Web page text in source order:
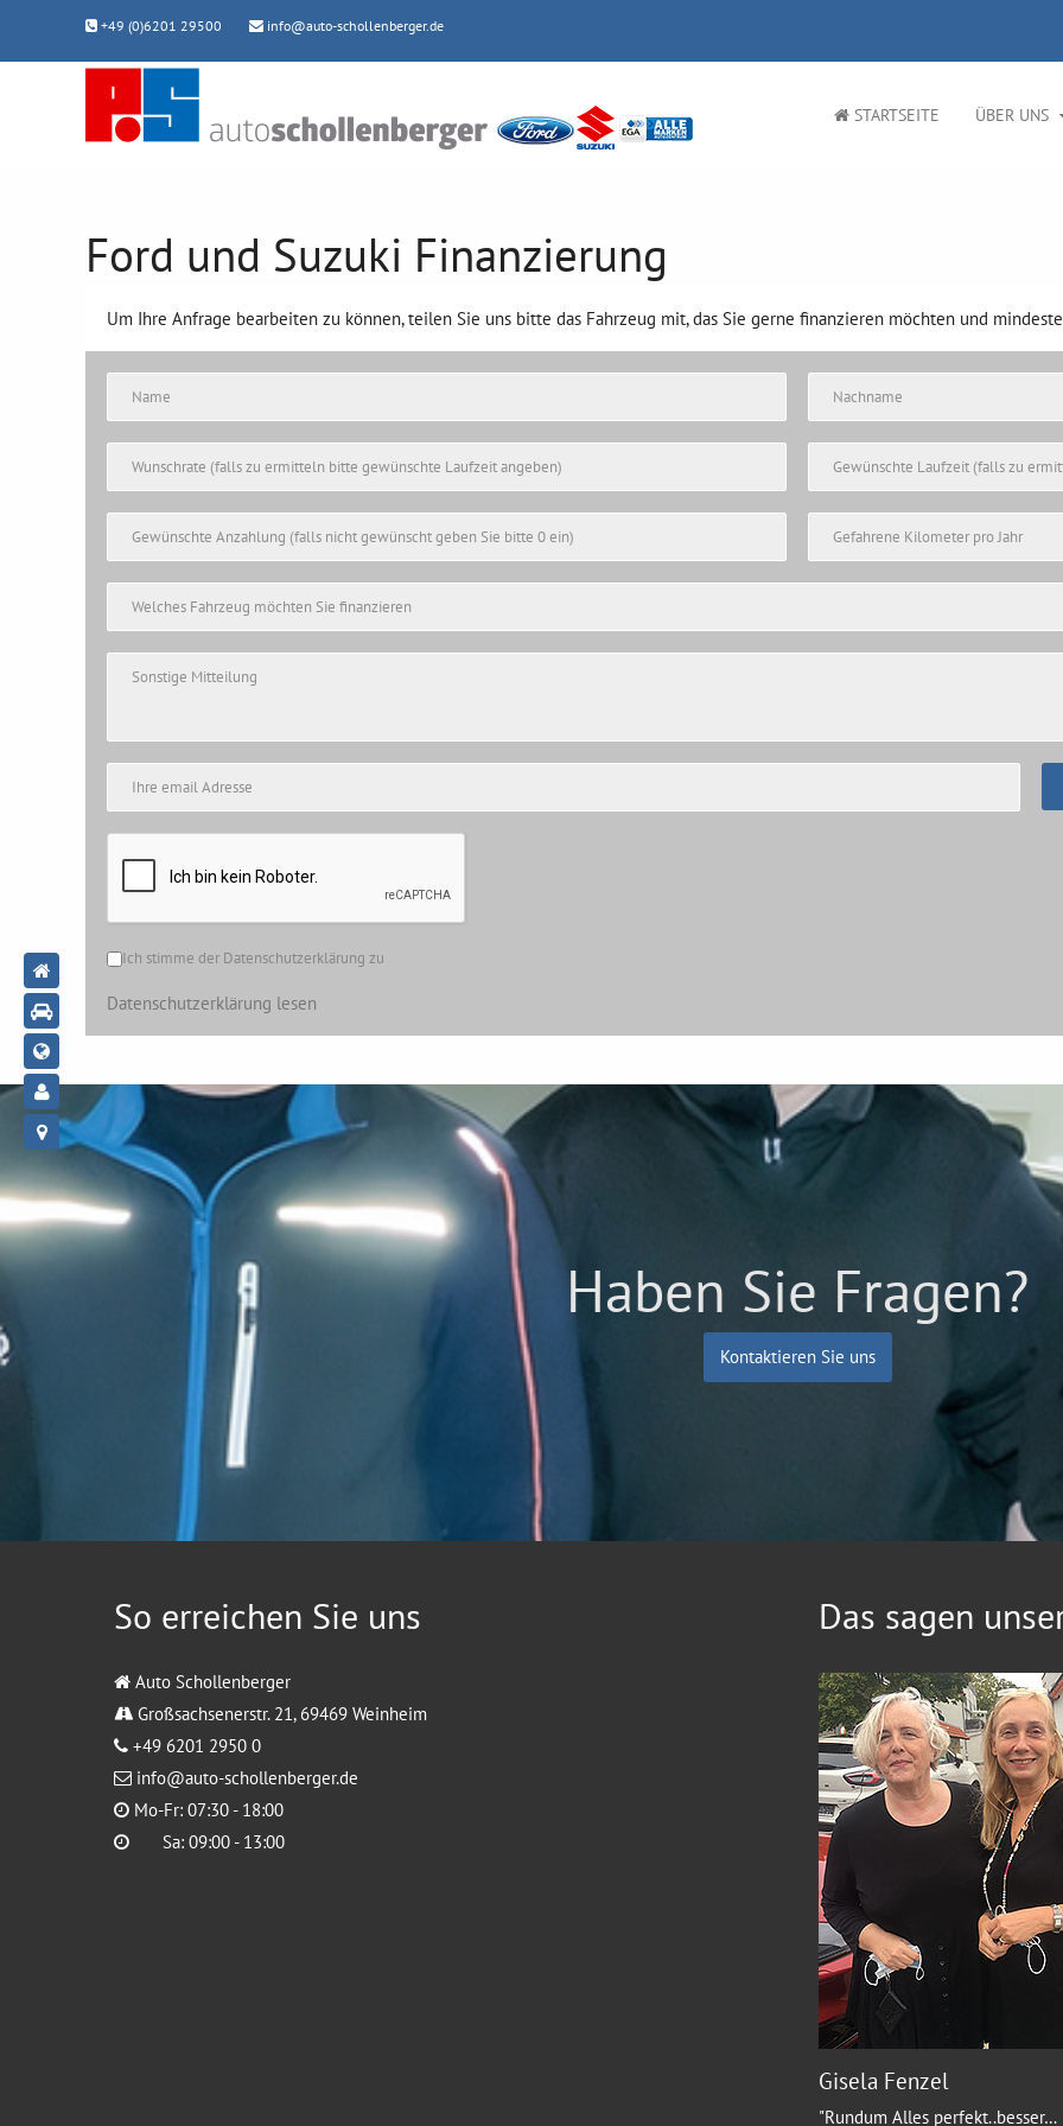
+49 (0)6201 29500 info@auto-schollenberger.de
STARTSEITE ÜBER UNS
Ford und Suzuki Finanzierung
Um Ihre Anfrage bearbeiten zu können, teilen Sie uns bitte das Fahrzeug mit, das Sie gerne finanzieren möchten und
Ich stimme der Datenschutzerklärung zu
Datenschutzerklärung lesen
Haben Sie Fragen?
Kontaktieren Sie uns
So erreichen Sie uns
Auto Schollenberger
Großsachsenerstr. 21, 69469 Weinheim
+49 6201 2950 0
info@auto-schollenberger.de
Mo-Fr: 07:30 - 18:00
Sa: 09:00 - 13:00
Das sagen
Gisela Fenzel
"Rundum Alles perfekt..besser…